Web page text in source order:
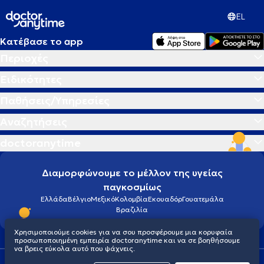
EL
Κατέβασε το app
Διαμορφώνουμε το μέλλον της υγείας
παγκοσμίως
ΕλλάδαΒέλγιοΜεξικόΚολομβίαΕκουαδόρΓουατεμάλα
Βραζιλία
Πολιτική προστασίας προσωπικού απορρήτου
Χρησιμοποιούμε cookies για να σου προσφέρουμε μια κορυφαία
προσωποποιημένη εμπειρία doctoranytime και να σε βοηθήσουμε
να βρεις εύκολα αυτό που ψάχνεις.